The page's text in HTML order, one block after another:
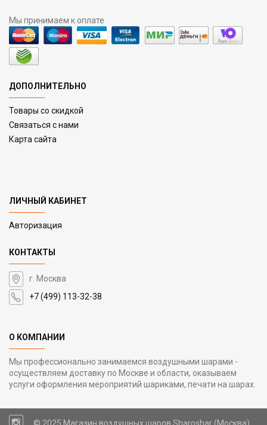
Мы принимаем к оплате
ДОПОЛНИТЕЛЬНО
Товары со скидкой
Связаться с нами
Карта сайта
ЛИЧНЫЙ КАБИНЕТ
Авторизация
КОНТАКТЫ
г. Москва
+7 (499) 113-32-38
О КОМПАНИИ
Мы профессионально занимаемся воздушными шарами -
осуществляем доставку по Москве и области, оказываем
услуги оформления мероприятий шариками, печати на шарах.